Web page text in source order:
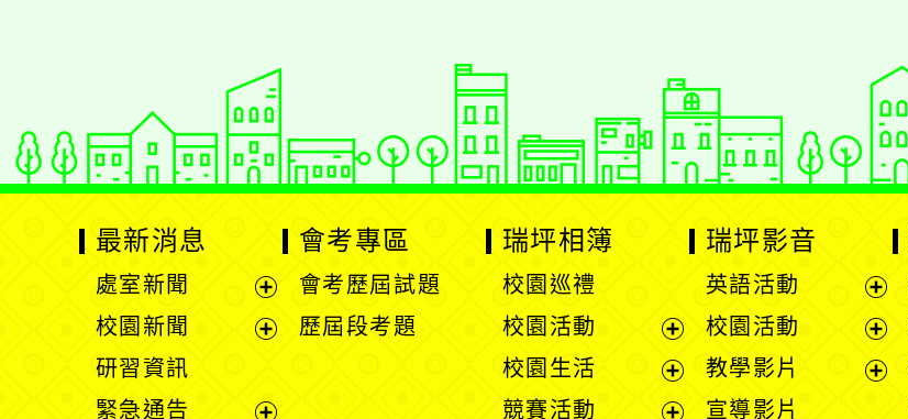
網站設計：Neil網站設計工坊
Xoops網站設計者：
最新消息
處室新聞
展
校園新聞
研習資訊
緊急通告
會考專區
會考歷屆試題
歷屆段考題
瑞坪相簿
校園巡禮
校園活動
展
校園生活
展
競賽活動
瑞坪影音
英語活動
展
選
校園活動
展
教學影片
宣導影片